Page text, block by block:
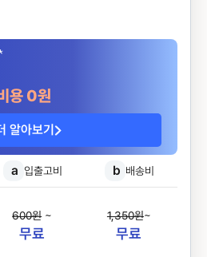
용 0원
알아보기
a 입출고비 b 배송비
600원~
무료
1,350원~
무료